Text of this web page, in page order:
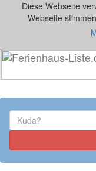
Diese Webseite
Webseite